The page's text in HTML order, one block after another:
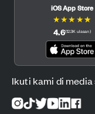
iOS App Store
★★★ ★★
4.6(12.3K ulasan)
Ikuti kami di media